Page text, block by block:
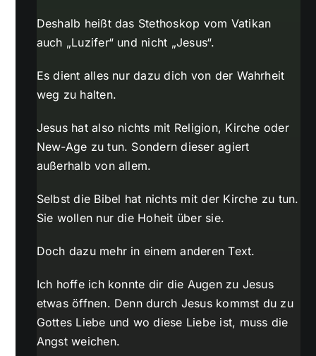
Deshalb heißt das Stethoskop vom Vatikan
auch „Luzifer“ und nicht „Jesus“.
Es dient alles nur dazu dich von der Wahrheit
weg zu halten.
Jesus hat also nichts mit Religion, Kirche oder
New-Age zu tun. Sondern dieser agiert
außerhalb von allem.
Selbst die Bibel hat nichts mit der Kirche zu tun.
Sie wollen nur die Hoheit über sie.
Doch dazu mehr in einem anderen Text.
Ich hoffe ich konnte dir die Augen zu Jesus
etwas öffnen. Denn durch Jesus kommst du zu
Gottes Liebe und wo diese Liebe ist, muss die
Angst weichen.